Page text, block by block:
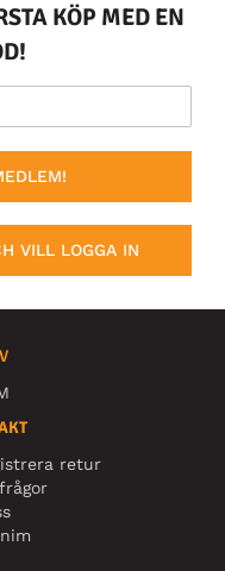
KÖP MED EN
VILL LOGGA IN
retur